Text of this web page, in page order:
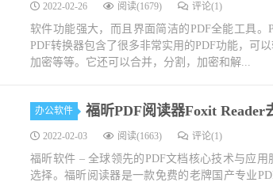
2022-02-26 阅读(1679) 评论(1)
软件功能强大，而且界面简洁的PDF全能工具。
PDF转换器包含了很多非常实用的PDF功能，可
加密等等。它还可以合并，分割，加密和解...
办公软件 福昕PDF阅读器Foxit Reader
2022-02-03 阅读(1663) 评论(1)
福昕软件 – 全球领先的PDF文档核心技术与应
选择。福昕阅读器是一款免费的老牌国产专业